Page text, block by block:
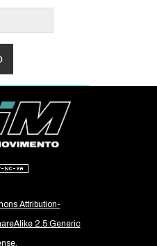
Attribution-
2.5 Generic